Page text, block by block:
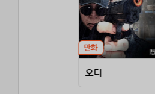
오더